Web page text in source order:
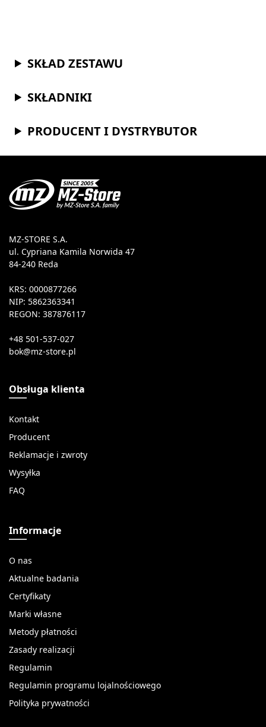
SKŁAD ZESTAWU
SKŁADNIKI
PRODUCENT I DYSTRYBUTOR
MZ-STORE S.A.
ul. Cypriana Kamila Norwida 47
84-240 Reda
KRS: 0000877266
NIP: 5862363341
REGON: 387876117
+48 501-537-027
Obsługa klienta
Kontakt
Producent
Reklamacje i zwroty
Wysyłka
FAQ
Informacje
O nas
Aktualne badania
Certyfikaty
Marki własne
Metody płatności
Zasady realizacji
Regulamin
Regulamin programu lojalnościowego
Polityka prywatności